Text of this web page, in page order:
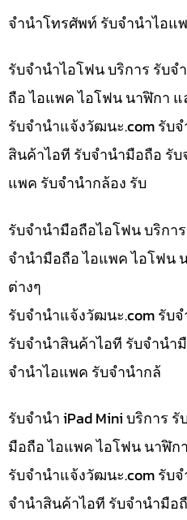
จำนำโทรศัพท์ รับจำนำไอแ
รับจำนำไอโฟน บริการ รับ
ถือ ไอแพค ไอโฟน นาฬิกา
รับจํานําแจ้งวัฒนะ.com รับ
สินค้าไอที รับจำนำมือถือ รั
แพค รับจำนำกล้อง รับ
รับจำนำมือถือไอโฟน บริกา
จำนำมือถือ ไอแพค ไอโฟน
ต่างๆ
รับจํานําแจ้งวัฒนะ.com รับ
รับจำนำสินค้าไอที รับจำนำ
จำนำไอแพค รับจำนำกล้
รับจำนำ iPad Mini บริการ
มือถือ ไอแพค ไอโฟน นาฬิก
รับจํานําแจ้งวัฒนะ.com รับ
จำนำสินค้าไอที รับจำนำมือ